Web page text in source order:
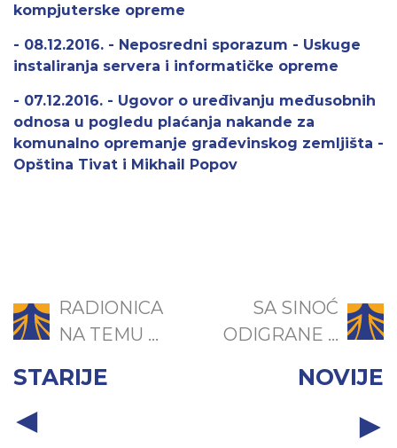
kompjuterske opreme
- 08.12.2016. - Neposredni sporazum - Uskuge
instaliranja servera i informatičke opreme
- 07.12.2016. - Ugovor o uređivanju međusobnih
odnosa u pogledu plaćanja nakande za
komunalno opremanje građevinskog zemljišta -
Opština Tivat i Mikhail Popov
RADIONICA
NA TEMU ...
STARIJE
SA SINOĆ
ODIGRANE ...
NOVIJE